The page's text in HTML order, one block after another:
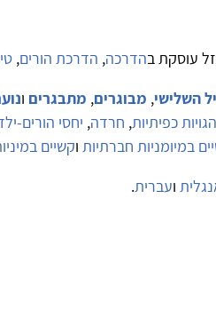
עוסקת בהדרכה, הדרכת הורים,
השלישי, מבוגרים, מתבגרים ו
כפיתיות, חרדה, יחסי הורים-
במיומניות חברתיות וקשיים
ועברית.